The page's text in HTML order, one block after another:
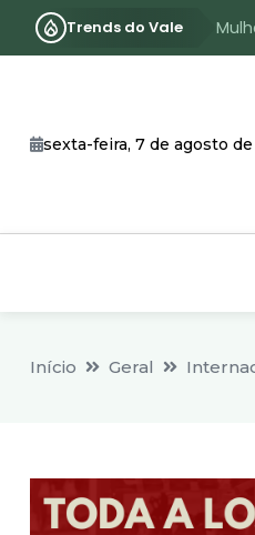
Trends do Vale
sexta-feira, 7 de agosto
Início Geral